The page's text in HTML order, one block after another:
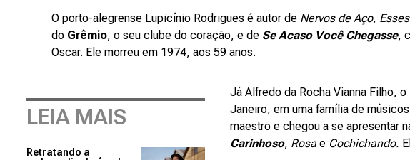
O porto-alegrense Lupicínio Rodrigues é autor de Nervos de Aço,
do Grêmio, o seu clube do coração, e de Se Acaso Você Chegasse,
Oscar. Ele morreu em 1974, aos 59 anos.
LEIA MAIS
Retratando a
Já Alfredo da Rocha Vianna Filho, o
Janeiro, em uma família de
maestro e chegou a se apresentar
Carinhoso, Rosa e Cochichando.